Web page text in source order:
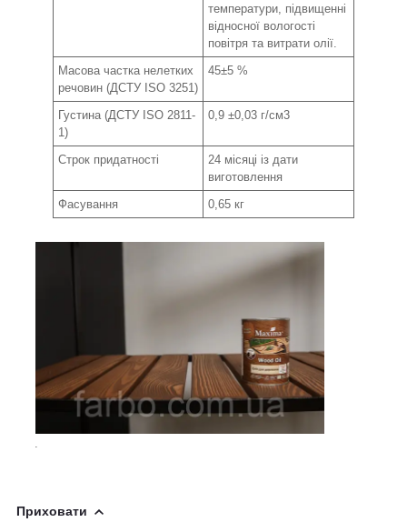
температури, підвищенні
відносної вологості
повітря та витрати олії.
Масова частка нелетких
речовин (ДСТУ ISO 3251)
45±5 %
Густина (ДСТУ ISO 2811-
1)
0,9 ±0,03 г/см3
Строк придатності
24 місяці із дати
виготовлення
Фасування
0,65 кг
.
Приховати